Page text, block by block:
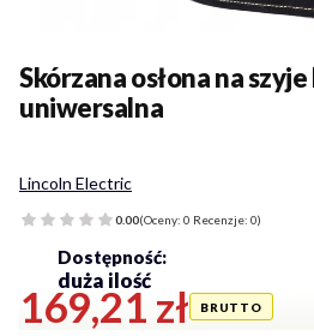
Lincoln Electric
Skórzana osłona na
uniwersalna
0.00(Oceny: 0 Recenzje: 0)
Cena
169,21 zł
Dostępność:
duża ilość